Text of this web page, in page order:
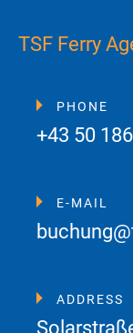
TSF Ferry
PHONE
+43 50 186
E-MAIL
ADDRESS